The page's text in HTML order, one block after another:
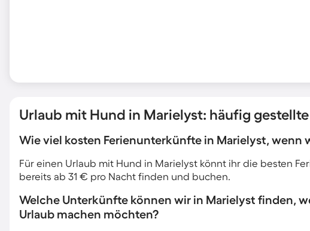
Urlaub mit Hund in Marielyst: häufig gestellte
Wie viel kosten Ferienunterkünfte in Marielyst, wenn
Für einen Urlaub mit Hund in Marielyst könnt ihr die besten
bereits ab 31 € pro Nacht finden und buchen.
Welche Unterkünfte können wir in Marielyst finden,
Urlaub machen möchten?